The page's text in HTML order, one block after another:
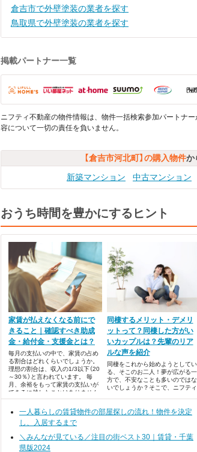
倉吉市で外壁塗装の業者を探す
鳥取県で外壁塗装の業者を探す
掲載パートナー一覧
ニフティ不動産の物件情報は、物件一括検索参加パートナ
容について一切の責任を負いません。
【倉吉市河北町】の購入物件か
新築マンション
中古マンション
おうち時間を豊かにするヒント
家賃が払えなくなる前にで
きること｜確認すべき助成
金・給付金・支援金とは？
毎月の支払いの中で、家賃の占め
る割合はどれくらいでしょうか。
理想の割合は、収入の1/3以下（20
～30％）と言われています。 毎
月、余裕をもって家賃の支払いが
できるに越したことはありません
が、人生は何が起こるか分かりま
同棲するメリット・デメリ
ットって？同棲した方がい
いカップルは？先輩のリア
ルな声を紹介
同棲をこれから始めようとしてい
る、そこのお二人！夢が広がる一
方で、不安なことも多いのではな
いでしょうか？そこで、ニフティ
ト・デメリットについてまとめま
一人暮らしの賃貸物件の部屋探しの流れ！物件を決定
し、入居するまで
＼みんなが見ている／注目の街ベスト30｜賃貸・千葉
県版2024